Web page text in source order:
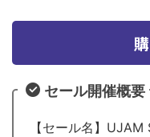
セール開催概要
【セール名】